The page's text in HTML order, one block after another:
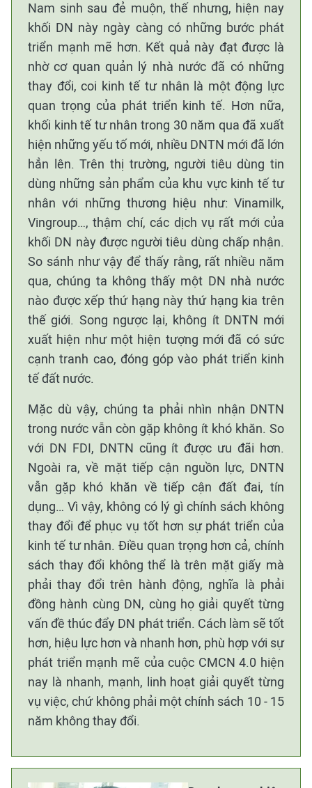
Nam sinh sau đẻ muộn, thế nhưng, hiện nay
khối DN này ngày càng có những bước phát
triển mạnh mẽ hơn. Kết quả này đạt được là
nhờ cơ quan quản lý nhà nước đã có những
thay đổi, coi kinh tế tư nhân là một động lực
quan trọng của phát triển kinh tế. Hơn nữa,
khối kinh tế tư nhân trong 30 năm qua đã xuất
hiện những yếu tố mới, nhiều DNTN mới đã lớn
hẳn lên. Trên thị trường, người tiêu dùng tin
dùng những sản phẩm của khu vực kinh tế tư
nhân với những thương hiệu như: Vinamilk,
Vingroup…, thậm chí, các dịch vụ rất mới của
khối DN này được người tiêu dùng chấp nhận.
So sánh như vậy để thấy rằng, rất nhiều năm
qua, chúng ta không thấy một DN nhà nước
nào được xếp thứ hạng này thứ hạng kia trên
thế giới. Song ngược lại, không ít DNTN mới
xuất hiện như một hiện tượng mới đã có sức
cạnh tranh cao, đóng góp vào phát triển kinh
tế đất nước.
Mặc dù vậy, chúng ta phải nhìn nhận DNTN
trong nước vẫn còn gặp không ít khó khăn. So
với DN FDI, DNTN cũng ít được ưu đãi hơn.
Ngoài ra, về mặt tiếp cận nguồn lực, DNTN
vẫn gặp khó khăn về tiếp cận đất đai, tín
dụng… Vì vậy, không có lý gì chính sách không
thay đổi để phục vụ tốt hơn sự phát triển của
kinh tế tư nhân. Điều quan trọng hơn cả, chính
sách thay đổi không thể là trên mặt giấy mà
phải thay đổi trên hành động, nghĩa là phải
đồng hành cùng DN, cùng họ giải quyết từng
vấn đề thúc đẩy DN phát triển. Cách làm sẽ tốt
hơn, hiệu lực hơn và nhanh hơn, phù hợp với sự
phát triển mạnh mẽ của cuộc CMCN 4.0 hiện
nay là nhanh, mạnh, linh hoạt giải quyết từng
vụ việc, chứ không phải một chính sách 10 - 15
năm không thay đổi.